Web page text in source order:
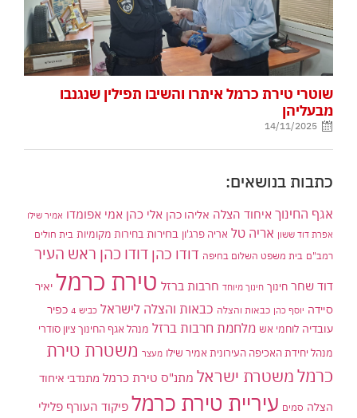
שוטרי טירת כרמל איתרו והשיבו תפילין שנגנבו
מבעליהן
14/11/2025
כתבות בנושאים:
אגף החינוך איחוד הצלה אליהו כהן אלי כהן אמי אפומדו אמיר שילו
אפרת דוד ששון אריה טל אריה פרג'ון בחירות בחירות מקומיות בית חולים
רמב"ם בית משפט השלום בחיפה דודו כהן דודו כהן ראש העיר
דוד שחר חינוך חינוך מיוחד חרבות ברזל טירת כרמל יאיר
סיידה יוסף כהן כבאות והצלה כבאות והצלה לישראל כביש 4
כפיר
עובדיה לוחמי אש מלחמת חרבות ברזל מנהל אגף החינוך ציון סודרי
מנהל יחידת האכיפה העירונית אמיר שילו מעצר משטרת טירת
כרמלמשטרת ישראל מתנ"ס טירת כרמל מתנדבי איחוד
הצלה סמים עיריית טירת כרמל פיקוד העורף פלילי